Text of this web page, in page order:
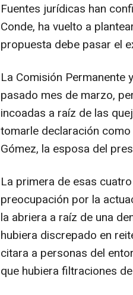
Fuentes jurídicas han
Conde, ha vuelto a
propuesta debe pasar el
La Comisión Permanente
pasado mes de marzo,
incoadas a raíz de las
tomarle declaración
Gómez, la esposa del
La primera de esas
preocupación por la
la abriera a raíz de una
hubiera discrepado en
citara a personas del
que hubiera filtraciones